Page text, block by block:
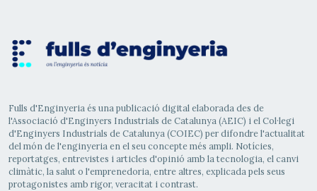
Fulls d'Enginyeria és una publicació digital elaborada des de
l'Associació d'Enginyers Industrials de Catalunya (AEIC) i el Col·legi
d'Enginyers Industrials de Catalunya (COIEC) per difondre l'actualitat
del món de l'enginyeria en el seu concepte més ampli. Notícies,
reportatges, entrevistes i articles d'opinió amb la tecnologia, el canvi
climàtic, la salut o l'emprenedoria, entre altres, explicada pels seus
protagonistes amb rigor, veracitat i contrast.